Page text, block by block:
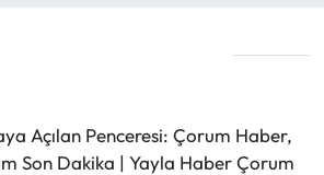
Açılan Penceresi: Çorum Haber,
Son Dakika | Yayla Haber Çorum